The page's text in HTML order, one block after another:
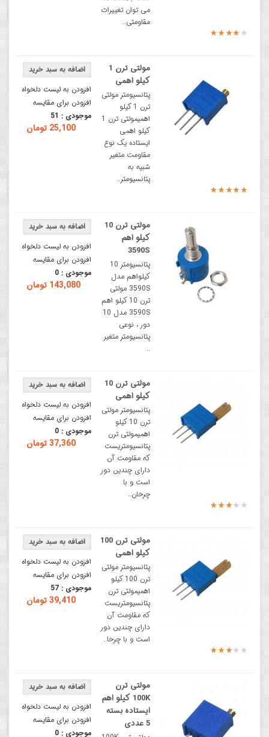
می توان تغییرات
مقاومتی..
افزودن به لیست دلخواه
افزودن برای مقایسه
موجودی : 51
25,100 تومان
مولتی ترن 1
کیلو اهمی
پتانسیومتر مولتی
ترن 1 کیلو
اهمیمولتی ترن 1
کیلو اهمی
ایستاده یک نوع
مقاومت متغیر
شبیه به
پتانسیومتر..
افزودن به لیست دلخواه
افزودن برای مقایسه
موجودی : 0
143,080 تومان
مولتی ترن 10
کیلو اهم
3590S
پتانسیومتر 10
کیلواهم مدل
3590S مولتی
ترن 10 کیلو اهم
3590S مدل 10
دور ، نوعی
پتانسیومتر متغیر
..
افزودن به لیست دلخواه
افزودن برای مقایسه
موجودی : 0
37,360 تومان
مولتی ترن 10
کیلو اهمی
پتانسیومتر مولتی
ترن 10 کیلو
اهمیمولتی ترن
پتانسیومتریست
که مقاومت آن
دارای چندین دور
است و با
چرخان..
افزودن به لیست دلخواه
افزودن برای مقایسه
موجودی : 57
39,410 تومان
مولتی ترن 100
کیلو اهمی
پتانسیومتر مولتی
ترن 100 کیلو
اهمیمولتی ترن
پتانسیومتریست
که مقاومت آن
دارای چندین دور
است و با چرخا..
افزودن به لیست دلخواه
افزودن برای مقایسه
موجودی : 0
مولتی ترن
100K کیلو اهم
ایستاده بسته
5 عددی